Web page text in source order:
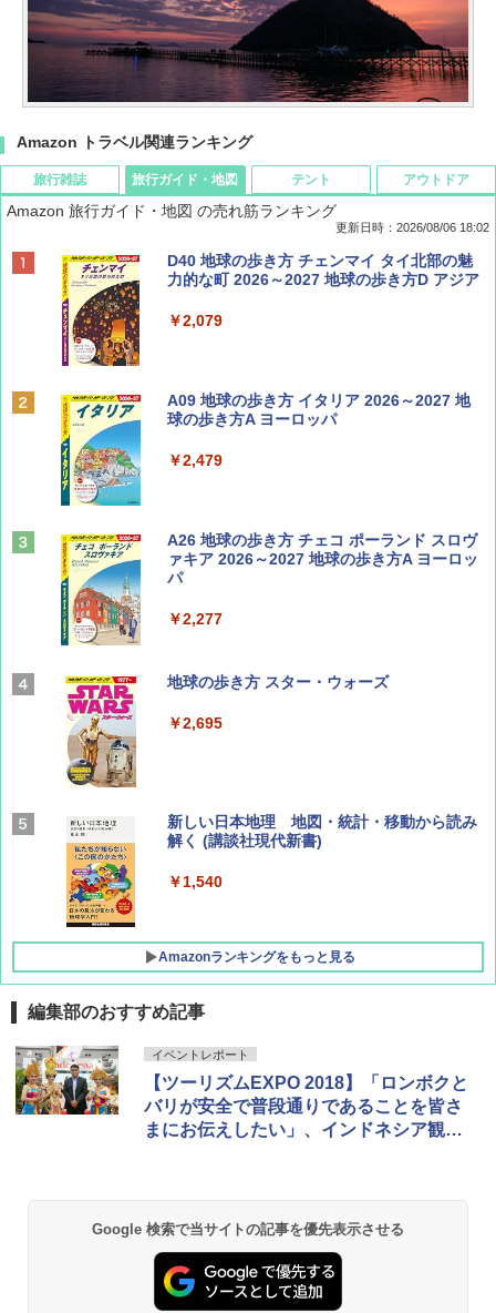
Amazon トラベル関連ランキング
旅行雑誌
ディズニーファン ２０２６年 ９月号 [雑
誌] (ＤＩＳＮＥＹ ＦＡＮ)
￥713
Coyote No.89 特集 星野道夫 夢見る旅
山と溪谷 2026年8月号「南アルプス大全」
￥1,540
AIRLINE（エアライン）2026年9月号【特
BE-PAL(ビ-パル) 2026年 9 月号【特別付録:
SOTO ミニマル"旅"財布 ランダム2種】
￥1,500
旅行ガイド・地図
Amazon 旅行ガイド・地図 の売れ筋ランキング
更新日時：2026/08/06 18:02
D40 地球の歩き方 チェンマイ タイ北部の魅
力的な町 2026～2027 地球の歩き方D アジア
￥2,079
A09 地球の歩き方 イタリア 2026～2027 地
球の歩き方A ヨーロッパ
￥2,479
A26 地球の歩き方 チェコ ポーランド スロヴ
ァキア 2026～2027 地球の歩き方A ヨーロッ
パ
￥2,277
地球の歩き方 スター・ウォーズ
￥2,695
新しい日本地理 地図・統計・移動から読み
解く (講談社現代新書)
￥1,540
Amazonランキングをもっと見る
テント
[キャンパーズコレクション 山善] ポップアッ
プテント 傘みたいに広げて畳める パッとサ
ッとサンシェード キューブ フルクローズ メ
ッシュ 簡単設置 ワンタッチテント キャンプ
&ハイキング カーキ PATC-150(KH)
PYKES PEAK (パイクスピーク) 着替えテン
人用 折りたたみ 防災グッズ 災害用トイレ ビ
ーチ ピクニック ポップアップテント 携帯 簡
易 トイレテント (ブラック)
アウトドア
BUNDOK(バンドック)ソロ ドーム 1 EX BDK
-08EX カーキ ソロキャンプ ポリエステル フ
レーム テント
￥14,800
026リニューアル 急速冷凍 空間倍増 衛生的
コンパクト 保冷力長持ち
￥2,980
編集部のおすすめ記事
イベントレポート
【ツーリズムEXPO 2018】「ロンボクと
バリが安全で普段通りであることを皆さ
まにお伝えしたい」、インドネシア観光
Google 検索で当サイトの記事を優先表示させる